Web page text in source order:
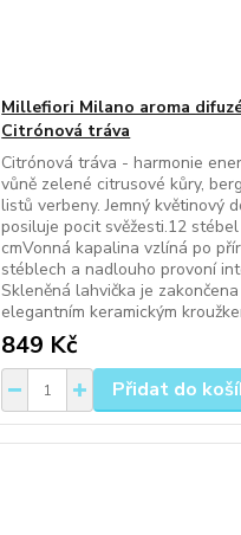
Millefiori Milano aroma
Citrónová tráva
Citrónová tráva - harmonie
vůně zelené citrusové kůry,
listů verbeny. Jemný květinový
posiluje pocit svěžesti.12
cmVonná kapalina vzlíná po
stéblech a nadlouho provoní
Skleněná lahvička je zakončena
elegantním keramickým
849 Kč
Přidat do